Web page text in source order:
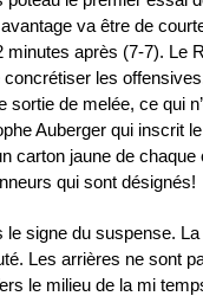
va être de
après (7-7). Le
les
sortie de melée, ce qui
Auberger qui inscrit
carton jaune de
qui sont désignés!
signe du suspense.
Les arrières ne sont
le milieu de la mi